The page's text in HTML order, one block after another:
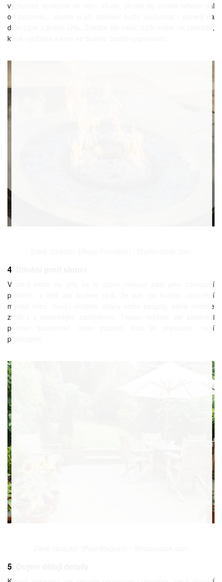
vychutnali skutečně se vším všudy, zkuste jej umístit někam dál
od pozemku, abyste si při opékání buřtů vychutnali i pohled na
dům zase z jiného úhlu. Získáte tak navíc další místo na zahradě,
které využijete a kam se budete častěji vypravovat.
4. Stínění proti slunci
V zimě nebo na jaře se to zatím nemusí zdát jako intenzivní
problém, v létě ale budete rádi, že jste na kvalitní zastínění
mysleli včas. Využít můžete altány nebo pergoly, které můžete
zvolit i s elektrickým zastíněním. Terasu můžete ale zastínit i
pomocí slunečníků nebo plachet. Kdo je připraven, není
překvapen!
5. Dojem dělají detaily